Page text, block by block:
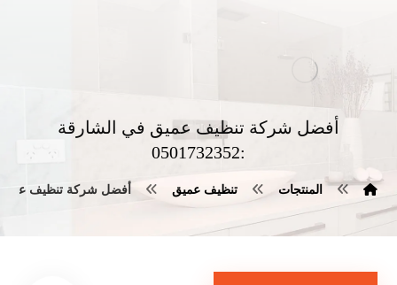
أفضل شركة تنظيف عميق في الشارقة
:0501732352
المنتجات تنظيف عميق أفضل شركة تنظيف عميق في